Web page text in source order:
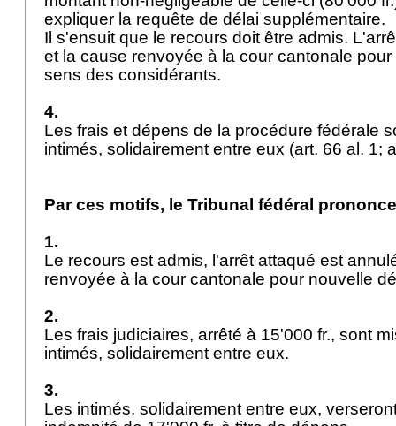
expliquer la requête de délai supplémentaire.
Il s'ensuit que le recours doit être admis.
et la cause renvoyée à la cour cantonale
sens des considérants.
4.
Les frais et dépens de la procédure fédérale
intimés, solidairement entre eux (art. 66 al. 1;
Par ces motifs, le Tribunal fédéral
1.
Le recours est admis, l'arrêt attaqué est
renvoyée à la cour cantonale pour nouvelle
2.
Les frais judiciaires, arrêté à 15'000 fr., sont
intimés, solidairement entre eux.
3.
Les intimés, solidairement entre eux,